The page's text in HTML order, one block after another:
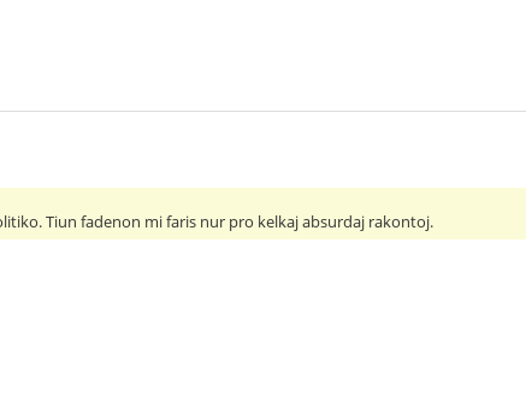
Tiun fadenon mi faris nur pro kelkaj absurdaj rakontoj.